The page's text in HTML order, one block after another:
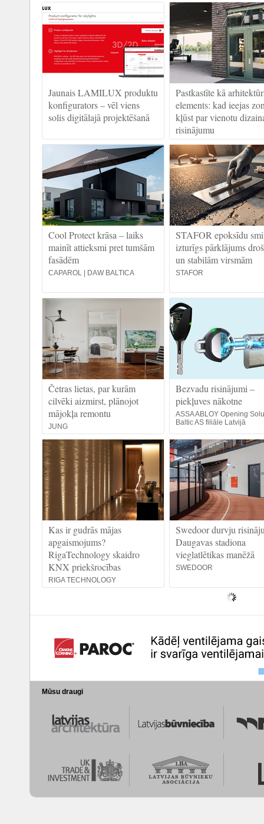
Jaunais LAMILUX produktu
konfigurators – vēl viens
solis digitālajā projektēšanā
Pastkastīte kā
elements: kad ieejas
kļūst par vienotu
risinājumu
Cool Protect krāsa – laiks
mainīt attieksmi pret tumšām
fasādēm
CAPAROL | DAW BALTICA
STAFOR epoksīdu
izturīgs pārklājums
un stabilām virsmām
STAFOR
Četras lietas, par kurām
cilvēki aizmirst, plānojot
mājokļa remontu
JUNG
Bezvadu risinājumi –
piekļuves nākotne
ASSA ABLOY Opening
Baltic AS filiāle Latvijā
Kas ir gudrās mājas
apgaismojums?
RigaTechnology skaidro
KNX priekšrocības
RIGA TECHNOLOGY
Swedoor durvju
Daugavas stadiona
vieglatlētikas manēžā
SWEDOOR
Mūsu draugi